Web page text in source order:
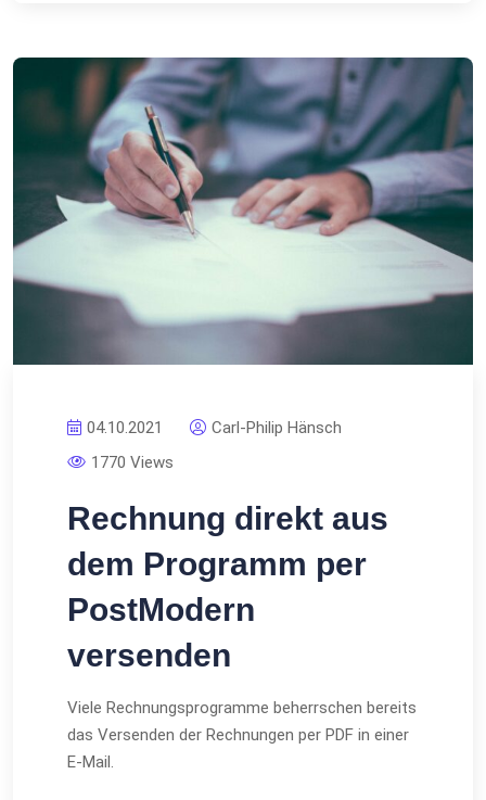
04.10.2021
Carl-Philip Hänsch
1770 Views
Rechnung direkt aus
dem Programm per
PostModern
versenden
Viele Rechnungsprogramme beherrschen bereits
das Versenden der Rechnungen per PDF in einer
E-Mail.